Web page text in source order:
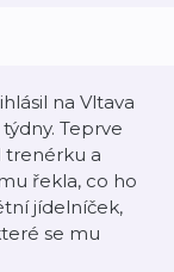
na Vltava
Teprve
trenérku a
řekla, co ho
jídelníček,
se mu